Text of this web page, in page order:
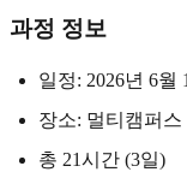
과정 정보
일정: 2026년 6월
장소: 멀티캠퍼
총 21시간 (3일)